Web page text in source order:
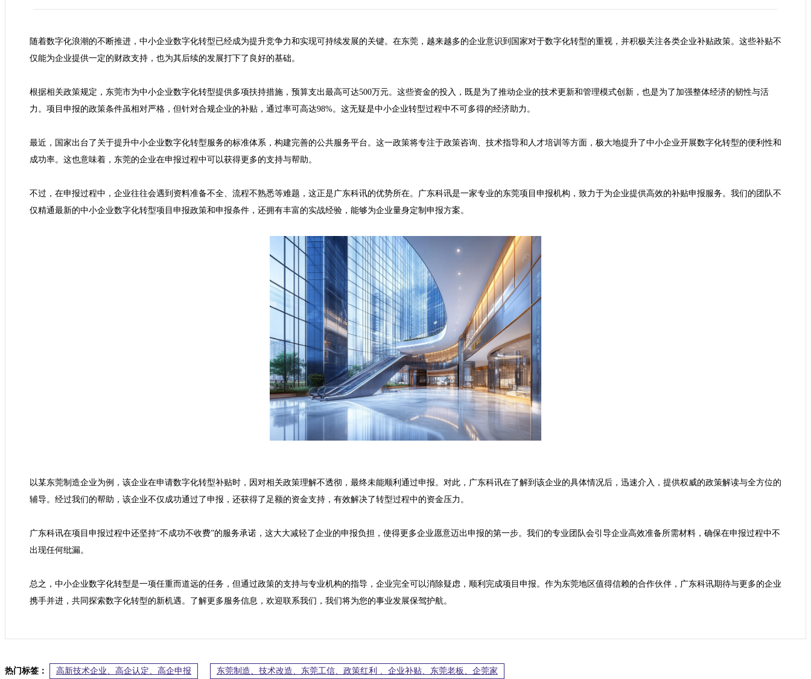
随着数字化浪潮的不断推进，中小企业数字化转型已经成为提升竞争力和实现可持续发展的关键。在东莞，越来越多的企业意识到国家对于数字化转型的重视，并积极关注各类企业补贴政策。这些补贴不
仅能为企业提供一定的财政支持，也为其后续的发展打下了良好的基础。
根据相关政策规定，东莞市为中小企业数字化转型提供多项扶持措施，预算支出最高可达500万元。这些资金的投入，既是为了推动企业的技术更新和管理模式创新，也是为了加强整体经济的韧性与活
力。项目申报的政策条件虽相对严格，但针对合规企业的补贴，通过率可高达98%。这无疑是中小企业转型过程中不可多得的经济助力。
最近，国家出台了关于提升中小企业数字化转型服务的标准体系，构建完善的公共服务平台。这一政策将专注于政策咨询、技术指导和人才培训等方面，极大地提升了中小企业开展数字化转型的便利性和
成功率。这也意味着，东莞的企业在申报过程中可以获得更多的支持与帮助。
不过，在申报过程中，企业往往会遇到资料准备不全、流程不熟悉等难题，这正是广东科讯的优势所在。广东科讯是一家专业的东莞项目申报机构，致力于为企业提供高效的补贴申报服务。我们的团队不
仅精通最新的中小企业数字化转型项目申报政策和申报条件，还拥有丰富的实战经验，能够为企业量身定制申报方案。
以某东莞制造企业为例，该企业在申请数字化转型补贴时，因对相关政策理解不透彻，最终未能顺利通过申报。对此，广东科讯在了解到该企业的具体情况后，迅速介入，提供权威的政策解读与全方位的
辅导。经过我们的帮助，该企业不仅成功通过了申报，还获得了足额的资金支持，有效解决了转型过程中的资金压力。
广东科讯在项目申报过程中还坚持“不成功不收费”的服务承诺，这大大减轻了企业的申报负担，使得更多企业愿意迈出申报的第一步。我们的专业团队会引导企业高效准备所需材料，确保在申报过程中不
出现任何纰漏。
总之，中小企业数字化转型是一项任重而道远的任务，但通过政策的支持与专业机构的指导，企业完全可以消除疑虑，顺利完成项目申报。作为东莞地区值得信赖的合作伙伴，广东科讯期待与更多的企业
热门标签： 高新技术企业、高企认定、高企申报 东莞制造、技术改造、东莞工信、政策红利 、企业补贴、东莞老板、企莞家